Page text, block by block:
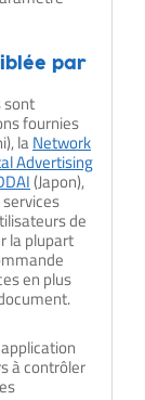
par
sont
fournies
laNetwork
Advertising
(Japon),
de
la plupart
en plus
à contrôler